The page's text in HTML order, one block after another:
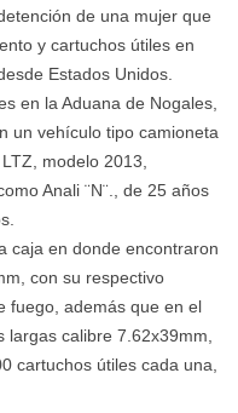
de una mujer que
y cartuchos útiles en
Estados Unidos.
en la Aduana de Nogales,
un vehículo tipo camioneta
modelo 2013,
Anali ¨N¨., de 25 años
caja en donde encontraron
con su respectivo
fuego, además que en el
calibre 7.62x39mm,
cartuchos útiles cada una,